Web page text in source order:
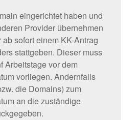
eingerichtet haben und
Provider übernehmen
sofort einem KK-Antrag
stattgeben. Dieser muss
Arbeitstage vor dem
vorliegen. Andernfalls
die Domains) zum
an die zuständige